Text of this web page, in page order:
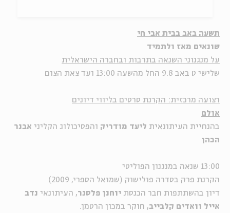
תשעה באב בבית אבי חי
שונאים מאז ולתמיד
על מנגנוני השנאה בתרבות ובחברה הישראלית
שלישי ט באב 9.8 החל מהשעה 13:00 ועד צאת הצום
רצועה מרכזית: הקרנת סרטים בליווי דיונים
אולם
בהנחיית העיתונאית ליעד מודריק והפסיכולוג הקליני אבנר
הכהן
13:00 שנאה במנגנון הפוליטי
הקרנת פרק בסדרה פולישוק (שמואל הספרי, 2009)
דיון בהשתתפות חבר הכנסת יוחנן פלסנר, העיתונאי נדב
אייל וואדים קלבייב, חוקר במכון הרטמן.